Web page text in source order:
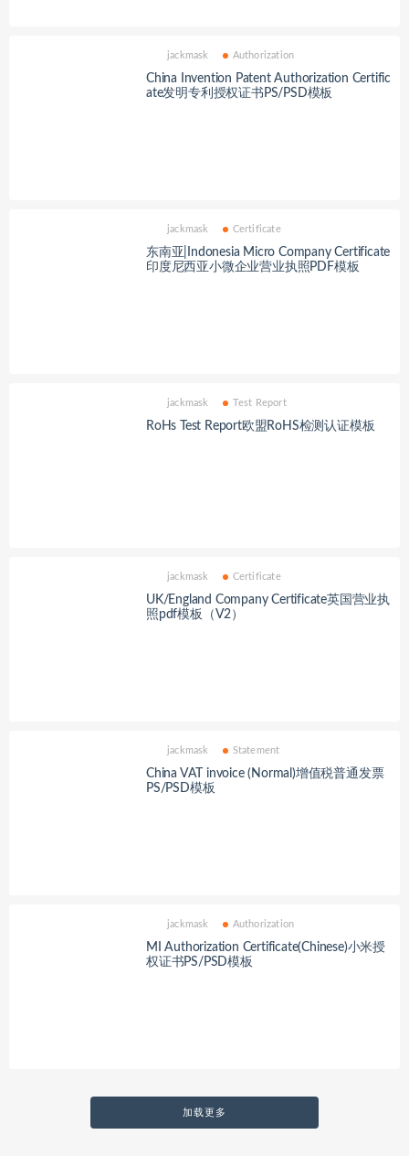
jackmask Authorization
China Invention Patent Authorization Certific
ate发明专利授权证书PS/PSD模板
jackmask Certificate
东南亚|Indonesia Micro Company Certificate
印度尼西亚小微企业营业执照PDF模板
jackmask Test Report
RoHs Test Report欧盟RoHS检测认证模板
jackmask Certificate
UK/England Company Certificate英国营业执
照pdf模板（V2）
jackmask Statement
China VAT invoice (Normal)增值税普通发票
PS/PSD模板
jackmask Authorization
MI Authorization Certificate(Chinese)小米授
权证书PS/PSD模板
加载更多